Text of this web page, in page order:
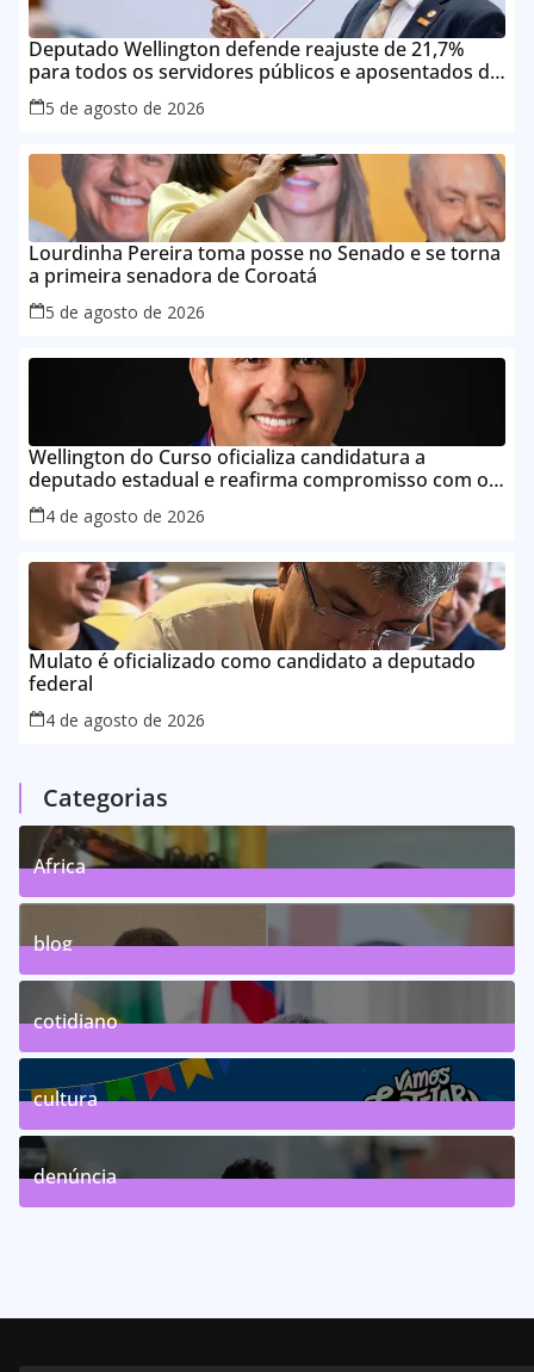
Deputado Wellington defende reajuste de 21,7%
para todos os servidores públicos e aposentados do
Maranhão
5 de agosto de 2026
Lourdinha Pereira toma posse no Senado e se torna
a primeira senadora de Coroatá
5 de agosto de 2026
Wellington do Curso oficializa candidatura a
deputado estadual e reafirma compromisso com o
povo do Maranhão
4 de agosto de 2026
Mulato é oficializado como candidato a deputado
federal
4 de agosto de 2026
Categorias
Africa
0Posts
blog
75Posts
cotidiano
46Posts
cultura
63Posts
denúncia